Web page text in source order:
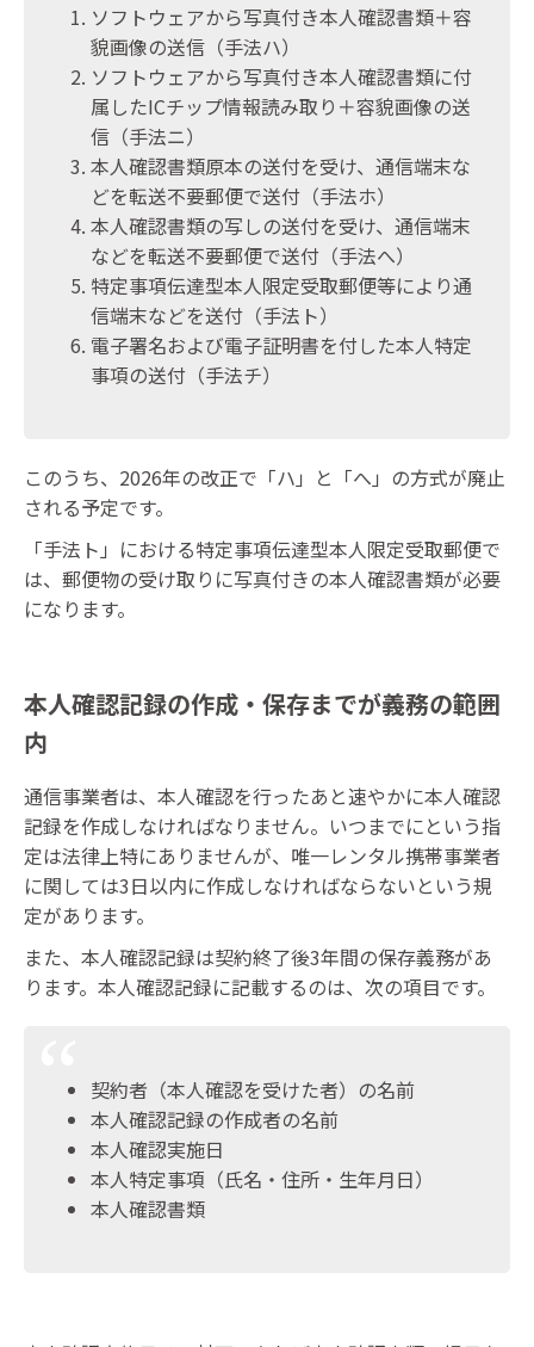
ソフトウェアから写真付き本人確認書類＋容
貌画像の送信（手法ハ）
ソフトウェアから写真付き本人確認書類に付
属したICチップ情報読み取り＋容貌画像の送
信（手法ニ）
本人確認書類原本の送付を受け、通信端末な
どを転送不要郵便で送付（手法ホ）
本人確認書類の写しの送付を受け、通信端末
などを転送不要郵便で送付（手法へ）
特定事項伝達型本人限定受取郵便等により通
信端末などを送付（手法ト）
電子署名および電子証明書を付した本人特定
事項の送付（手法チ）
このうち、2026年の改正で「ハ」と「へ」の方式が廃止
される予定です。
「手法ト」における特定事項伝達型本人限定受取郵便で
は、郵便物の受け取りに写真付きの本人確認書類が必要
になります。
本人確認記録の作成・保存までが義務の範囲
内
通信事業者は、本人確認を行ったあと速やかに本人確認
記録を作成しなければなりません。いつまでにという指
定は法律上特にありませんが、唯一レンタル携帯事業者
に関しては3日以内に作成しなければならないという規
定があります。
また、本人確認記録は契約終了後3年間の保存義務があ
ります。本人確認記録に記載するのは、次の項目です。
契約者（本人確認を受けた者）の名前
本人確認記録の作成者の名前
本人確認実施日
本人特定事項（氏名・住所・生年月日）
本人確認書類